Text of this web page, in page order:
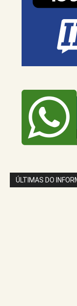
ÚLTIMAS DO